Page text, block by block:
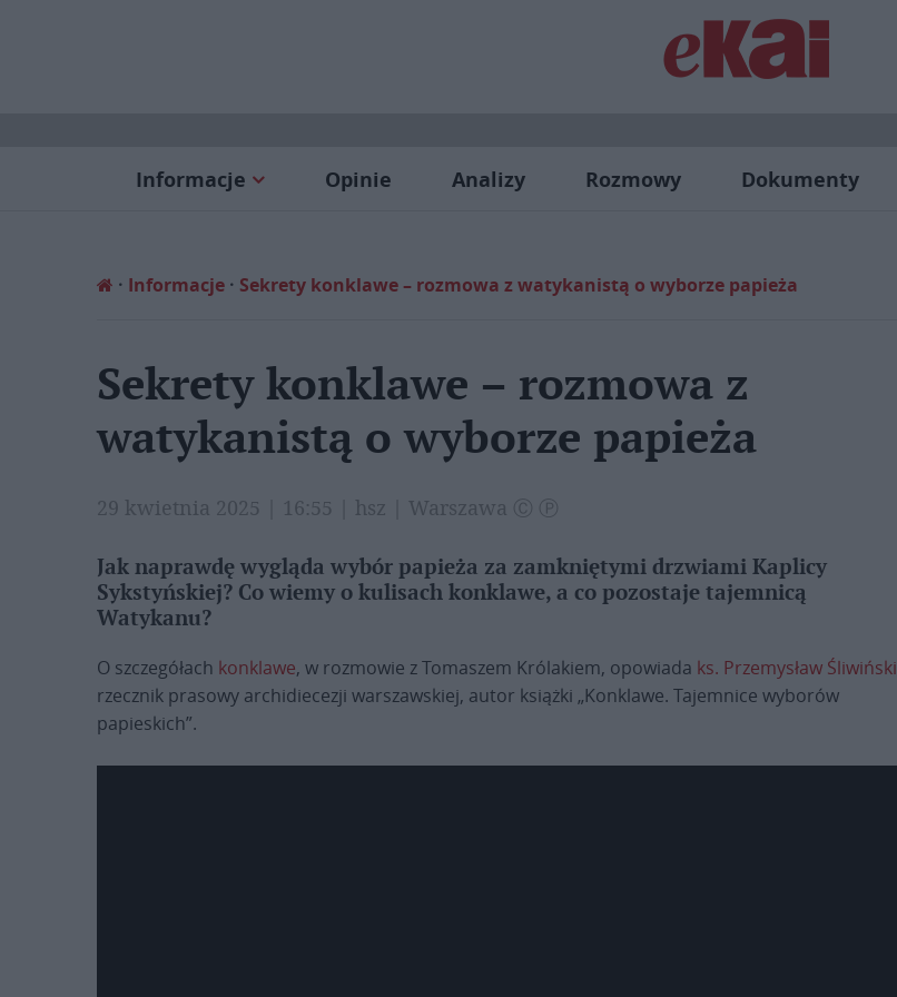
Informacje Opinie Analizy Rozmowy Dokumenty
Informacje Sekrety konklawe – rozmowa z watykanistą o wyborze papieża
Sekrety konklawe – rozmowa z
watykanistą o wyborze papieża
29 kwietnia 2025 | 16:55 | hsz | Warszawa Ⓒ Ⓟ
Jak naprawdę wygląda wybór papieża za zamkniętymi drzwiami Kaplicy
Sykstyńskiej? Co wiemy o kulisach konklawe, a co pozostaje tajemnicą
Watykanu?
O szczegółach konklawe, w rozmowie z Tomaszem Królakiem, opowiada ks. Przemysław Śliwiński
rzecznik prasowy archidiecezji warszawskiej, autor książki „Konklawe. Tajemnice wyborów
papieskich”.